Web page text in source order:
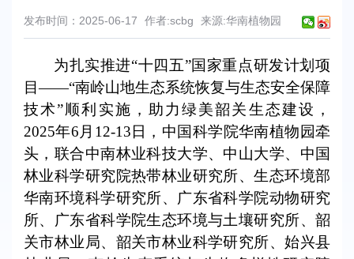
发布时间：2025-06-17 作者:scbg 来源:华南植物园
为扎实推进“十四五”国家重点研发计划项
目——“南岭山地生态系统恢复与生态安全保障
技术”顺利实施，助力绿美韶关生态建设，
2025年6月12-13日，中国科学院华南植物园牵
头，联合中南林业科技大学、中山大学、中国
林业科学研究院热带林业研究所、生态环境部
华南环境科学研究所、广东省科学院动物研究
所、广东省科学院生态环境与土壤研究所、韶
关市林业局、韶关市林业科学研究所、始兴县